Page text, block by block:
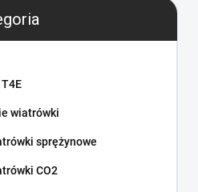
wiatrówki
sprężynowe
CO2